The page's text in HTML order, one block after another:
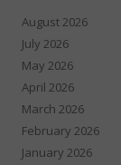
August 2026
July 2026
May 2026
April 2026
March 2026
February 2026
January 2026